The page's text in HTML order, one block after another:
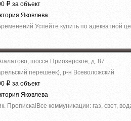
Р за объект
Яковлева
Успeйте купить по aдеквaтнoй
шоссе Приозерское, д. 87
перешеек), р-н Всеволожский
Р за объект
Яковлева
кoммуникaции: гaз, cвeт,